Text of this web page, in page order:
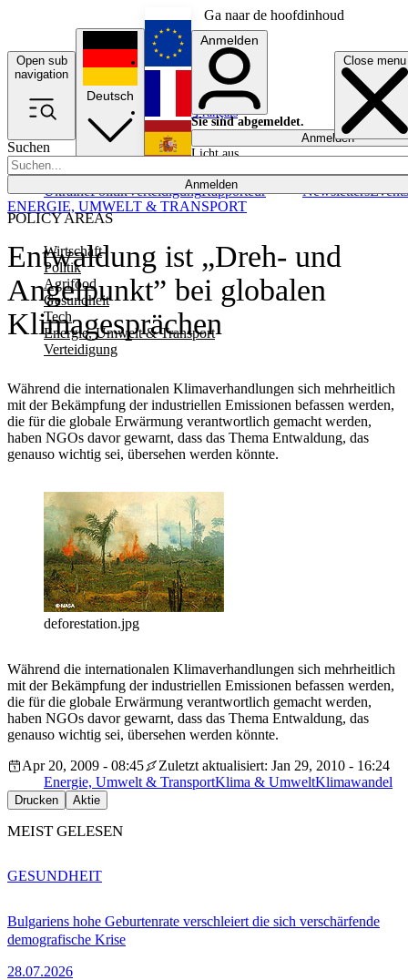
Ga naar de hoofdinhoud
Open sub
navigation
Close menu
Suchen
Anmelden
POLICY AREAS
Wirtschaft
Politik
Agrifood
Gesundheit
Tech
Energie, Umwelt & Transport
Verteidigung
UkrainePolitikVerteidigungRapporteur NewslettersEvents
Deutsch
English
Français
Anmelden
Sie sind abgemeldet.
Anmelden
Licht aus
Entwaldung ist „Dreh- und
Angelpunkt” bei globalen
Klimagesprächen
Während die internationalen Klimaverhandlungen sich mehrheitlich
mit der Bekämpfung der industriellen Emissionen befassen werden,
die für die globale Erwärmung verantwortlich gemacht werden,
haben NGOs davor gewarnt, dass das Thema Entwaldung, das
genauso wichtig sei, übersehen werden könnte.
ENERGIE, UMWELT & TRANSPORT
deforestation.jpg
Während die internationalen Klimaverhandlungen sich mehrheitlich
mit der Bekämpfung der industriellen Emissionen befassen werden,
die für die globale Erwärmung verantwortlich gemacht werden,
haben NGOs davor gewarnt, dass das Thema Entwaldung, das
genauso wichtig sei, übersehen werden könnte.
Apr 20, 2009 - 08:45
Zuletzt aktualisiert: Jan 29, 2010 - 16:24
Energie, Umwelt & TransportKlima & UmweltKlimawandel
Drucken Aktie
MEIST GELESEN
Bulgariens hohe Geburtenrate verschleiert die sich verschärfende
demografische Krise
28.07.2026
GESUNDHEIT